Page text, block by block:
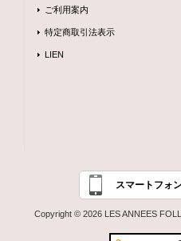
ご利用案内
特定商取引法表示
LIEN
スマートフォ
Copyright © 2026 LES ANNEES